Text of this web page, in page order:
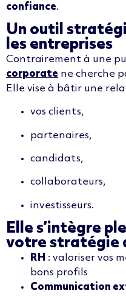
confiance.
Un outil
les entreprises
Contrairement à une
corporate ne cherche
Elle vise à bâtir une
vos clients,
partenaires,
candidats,
collaborateurs,
investisseurs.
Elle s’intègre
votre stratégie
RH : valoriser vos
bons profils
Communication